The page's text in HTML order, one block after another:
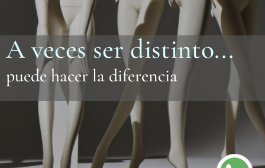
A veces ser distinto...
puede hacer la diferencia